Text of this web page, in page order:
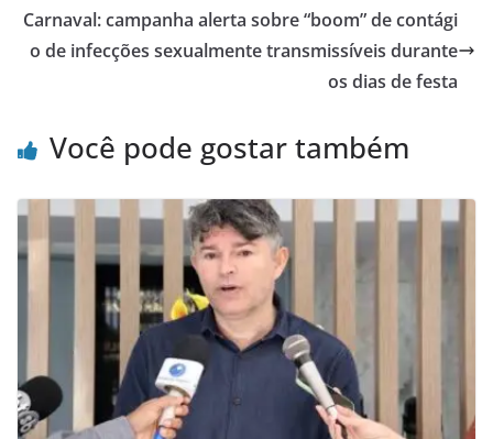
Carnaval: campanha alerta sobre “boom” de contági
o de infecções sexualmente transmissíveis durante
os dias de festa
Você pode gostar também